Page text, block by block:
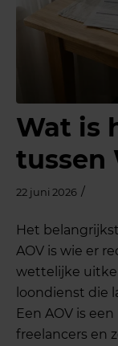
Wat is
tussen
22 juni 2026 /
Het
AOV is wie er
wettelijke
loondienst die
Een AOV is
freelancers en